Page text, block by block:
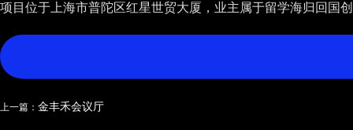
项目位于上海市普陀区红星世贸大厦，业主属于留学海归回国
上一篇： 金丰禾会议厅